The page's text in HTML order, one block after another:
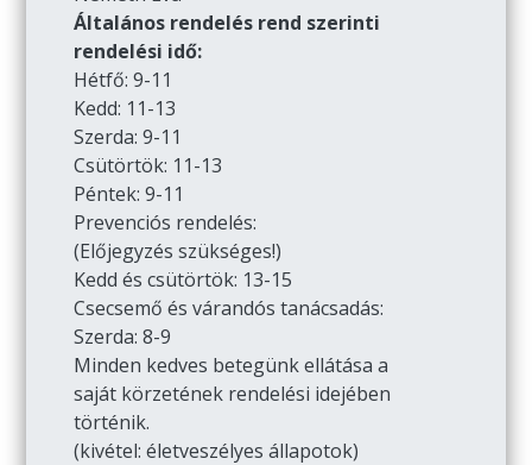
Általános rendelés rend szerinti
rendelési idő:
Hétfő: 9-11
Kedd: 11-13
Szerda: 9-11
Csütörtök: 11-13
Péntek: 9-11
Prevenciós rendelés:
(Előjegyzés szükséges!)
Kedd és csütörtök: 13-15
Csecsemő és várandós tanácsadás:
Szerda: 8-9
Minden kedves betegünk ellátása a
saját körzetének rendelési idejében
történik.
(kivétel: életveszélyes állapotok)